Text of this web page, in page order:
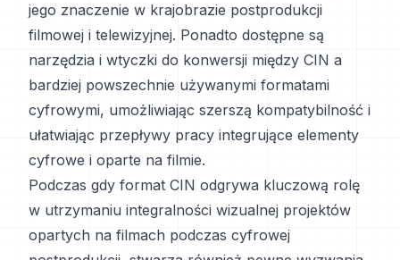
jego znaczenie w krajobrazie postprodukcji
filmowej i telewizyjnej. Ponadto dostępne są
narzędzia i wtyczki do konwersji między CIN a
bardziej powszechnie używanymi formatami
cyfrowymi, umożliwiając szerszą kompatybilność i
ułatwiając przepływy pracy integrujące elementy
cyfrowe i oparte na filmie.
Podczas gdy format CIN odgrywa kluczową rolę
w utrzymaniu integralności wizualnej projektów
opartych na filmach podczas cyfrowej